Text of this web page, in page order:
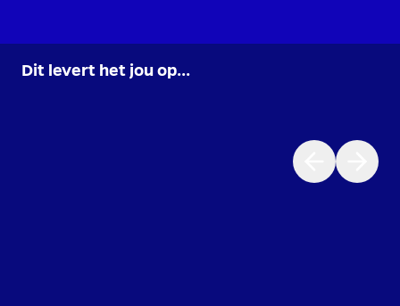
Dit levert het jou op...